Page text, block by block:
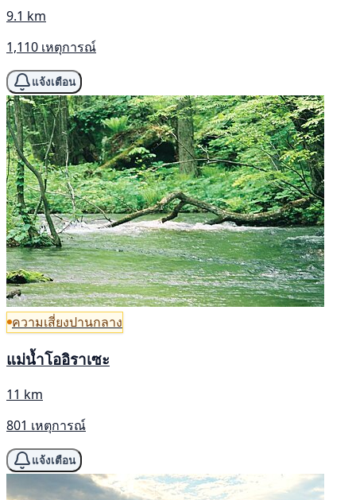
9.1 km
1,110 เหตุการณ์
แจ้งเตือน
ความเสี่ยงปานกลาง
แม่น้ำโออิราเซะ
11 km
801 เหตุการณ์
แจ้งเตือน